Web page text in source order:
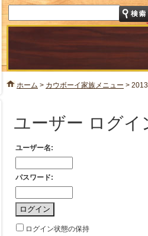
ホーム > カウボーイ家族メニュー >
ユーザー ログイ
ユーザー名:
パスワード:
ログイン状態の保持